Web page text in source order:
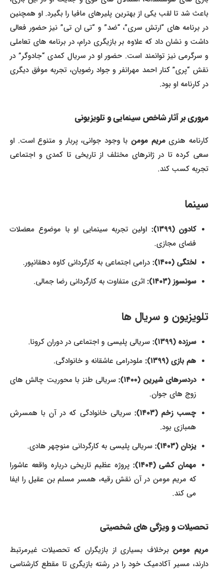
باعث شد تا لقب یکی از بهترین پلیرهای مافیا را بگیرد. او همچنین
در برنامه های “ارتش سری”، “ضد” و “تی ان تی” نیز حضور فعالی
داشت و نشان داد که علاوه بر بازیگری درام، در برنامه های تعاملی
و سرگرمی نیز توانمند است. حضور او در سریال کمدی “جادوگر” در
نقش “پری” کنار احمد مهرانفر و جواد رضویان، تجربه موفق دیگری
در کارنامه او بود.
مروری بر آثار شاخص سینمایی و تلویزیونی
کارنامه هنریمریم مومنبا وجود جوانی، پربار و متنوع است. او
سعی کرده تا در ژانرهای مختلف از تاریخی تا کمدی و اجتماعی
تجربه کسب کند.
سینما
کادون (۱۳۹۹):
اولین تجربه سینمایی او با موضوع معضلات
فضای مجازی.
لختگی (۱۴۰۰):
درامی اجتماعی به کارگردانی کاوه دهقانپور.
سونسوز (۱۴۰۳):
اثری متفاوت به کارگردانی رضا جمالی.
تلویزیون و سریال ها
سرزده (۱۳۹۹):
سریالی پلیسی و اجتماعی در دوران کرونا.
هم بازی (۱۳۹۹):
ملودرامی عاشقانه و خانوادگی.
دردسرهای شیرین (۱۴۰۰):
سریالی طنز با محوریت چالش های
زوج های جوان.
چسب زخم (۱۴۰۳):
سریالی خانوادگی که در آن با همسرش
همبازی بود.
یزدان (۱۴۰۳):
سریالی پلیسی به کارگردانی منوچهر هادی.
مهمان کشی (۱۴۰۴):
پروژه عظیم تاریخی درباره واقعه عاشورا
که مریم مومن در آن نقش رقیه، همسر مسلم بن عقیل را ایفا
می کند.
تحصیلات و ویژگی های شخصیتی
مریم مومنبرخلاف بسیاری از بازیگران که تحصیلات غیرمرتبط
دارند، مسیر آکادمیک خود را در رشته بازیگری تا مقطع کارشناسی